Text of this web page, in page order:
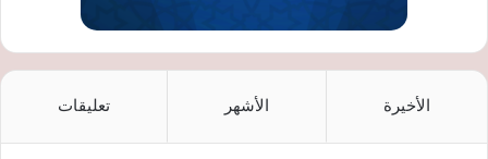
الأخيرة الأشهر تعليقات